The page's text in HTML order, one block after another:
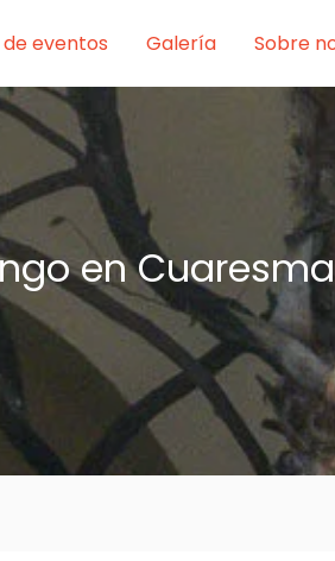
eventos Galería Sobre
en Cuaresma